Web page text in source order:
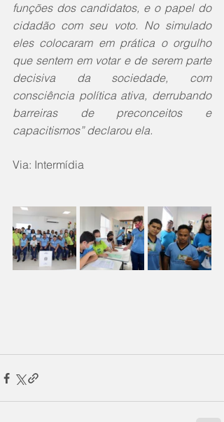
funções dos candidatos, e o papel do
cidadão com seu voto. No simulado
eles colocaram em prática o orgulho
que sentem em votar e de serem parte
decisiva da sociedade, com
consciência política ativa, derrubando
barreiras de preconceitos e
capacitismos” declarou ela.
Via: Intermídia